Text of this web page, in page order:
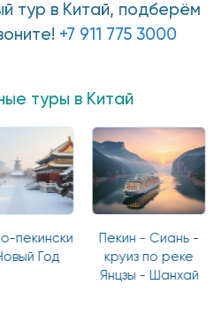
тур в Китай, подберём
+7 911 775 3000
туры в Китай
пекински
Год
Пекин - Сиань -
круиз по реке
Янцзы - Шанхай